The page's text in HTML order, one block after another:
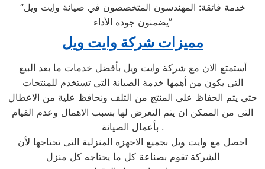
“خدمة فائقة: المهندسون المتخصصون في صيانة وايت ويل
يضمنون جودة الأداء”
مميزات شركة وايت ويل
أستمتع الان مع شركة وايت ويل بأفضل خدمات ما بعد البيع
التى يكون من أهمها خدمة الصيانة التى تستخدم للمنتجات
حتى يتم الحفاظ على المنتج من التلف ونحافظ علية من الاعطال
التى من الممكن ان يتم التعرض لها بسبب الاهمال وعدم القيام
بأعمال الصيانة .
احصل مع وايت ويل بجميع الاجهزة المنزلية التى تحتاجها لأن
الشركة تقوم بصناعة كل ما يحتاجه كل منزل